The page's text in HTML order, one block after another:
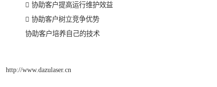
 协助客户提高运行维护效益
 协助客户树立竞争优势
协助客户培养自己的技术
http://www.dazulaser.cn